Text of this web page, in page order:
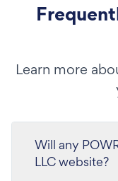
Learn more
Will any
LLC website?